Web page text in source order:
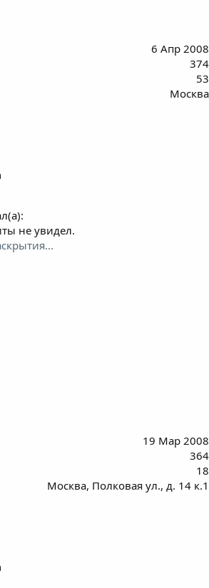
6 Апр 2008
374
53
Москва
не увидел.
19 Мар 2008
364
18
Москва, Полковая ул., д. 14 к.1